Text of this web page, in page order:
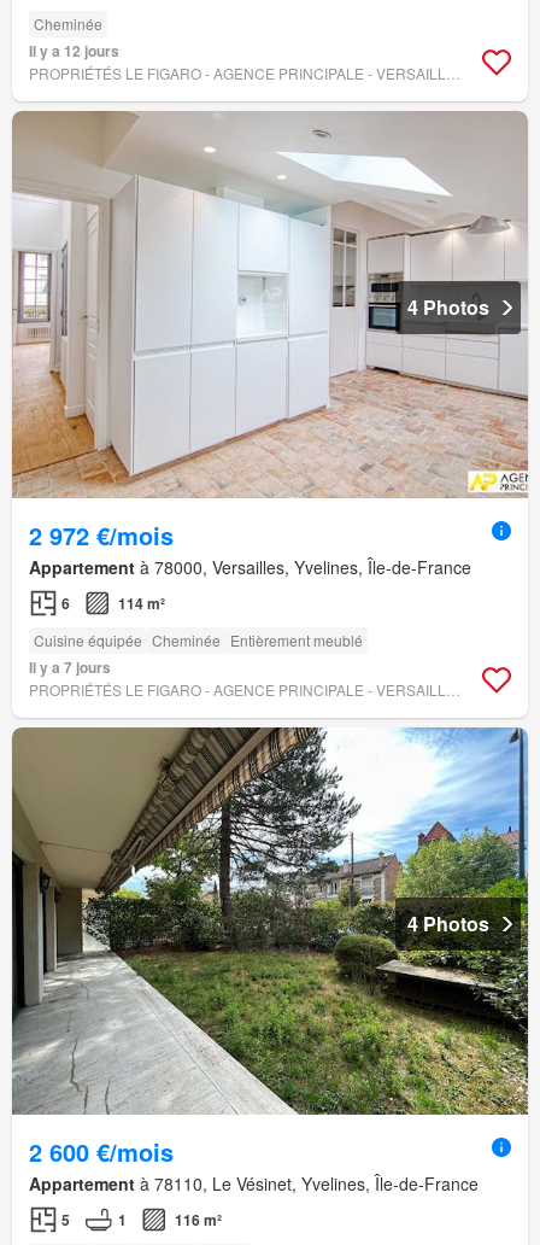
Cheminée
Il y a 12 jours
4 Photos
2 972 €/mois
Appartement à 78000, Versailles, Yvelines, Île-de-France
6 114 m²
Cuisine équipée Cheminée Entièrement meublé
Il y a 7 jours
4 Photos
2 600 €/mois
Appartement à 78110, Le Vésinet, Yvelines, Île-de-France
5 1 116 m²